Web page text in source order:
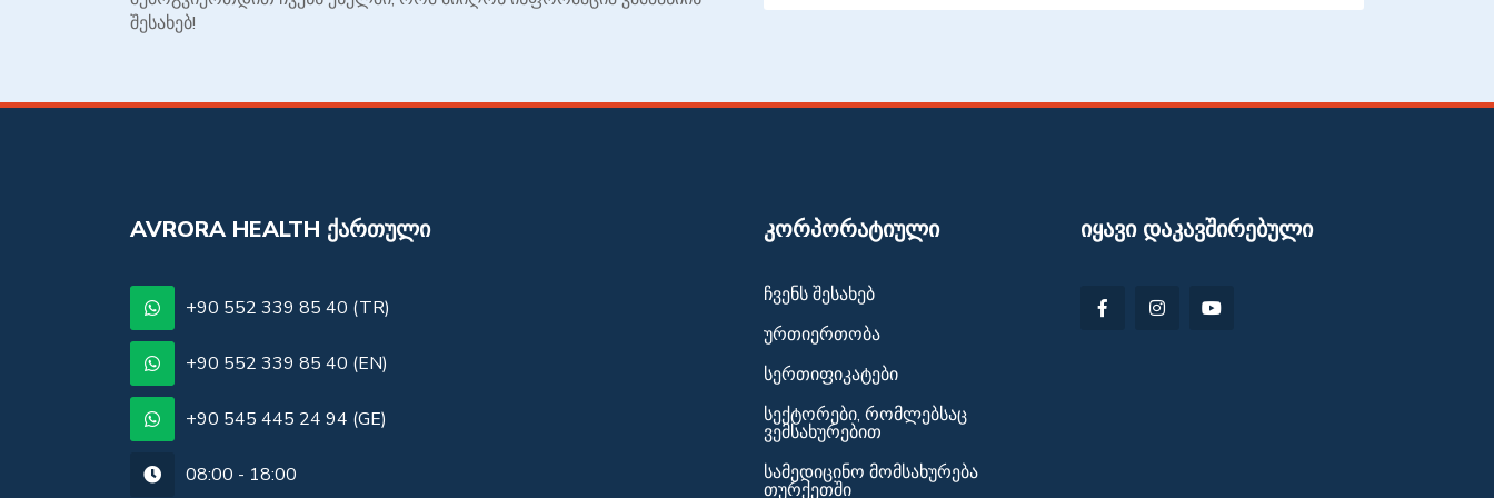
შესახებ!
AVRORA HEALTH ᲥᲐᲠᲗᲣᲚᲘ
+90 552 339 85 40 (TR)
+90 552 339 85 40 (EN)
+90 545 445 24 94 (GE)
08:00 - 18:00
ᲙᲝᲠᲞᲝᲠᲐᲢᲘᲣᲚᲘ
ჩვენს შესახებ
ურთიერთობა
სერთიფიკატები
სექტორები, რომლებსაც
ვემსახურებით
სამედიცინო მომსახურება
თურქეთში
ᲘᲧᲐᲕᲘ ᲓᲐᲙᲐᲕᲨᲘᲠᲔᲑᲣᲚᲘ